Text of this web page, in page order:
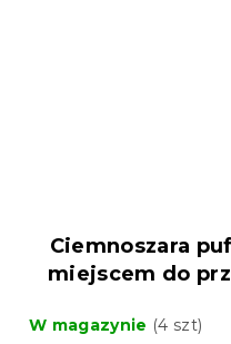
Ciemnoszara
miejscem do
W magazynie (4 szt)